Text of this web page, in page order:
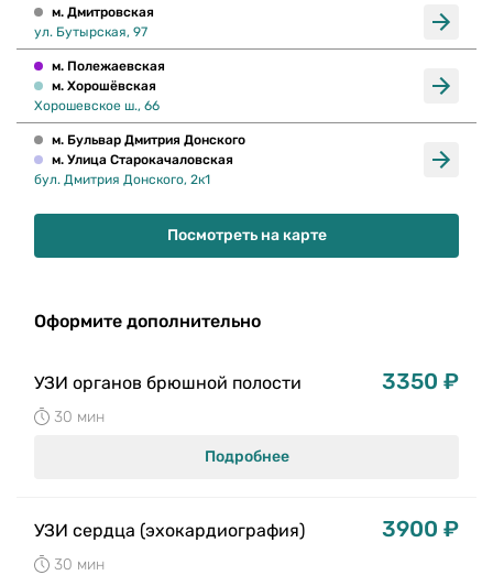
м. Дмитровская
ул. Бутырская, 97
м. Полежаевская
м. Хорошёвская
Хорошевское ш., 66
м. Бульвар Дмитрия Донского
м. Улица Старокачаловская
бул. Дмитрия Донского, 2к1
Посмотреть на карте
Оформите дополнительно
УЗИ органов брюшной полости 3350 ₽
30 мин
Подробнее
УЗИ сердца (эхокардиография) 3900 ₽
30 мин